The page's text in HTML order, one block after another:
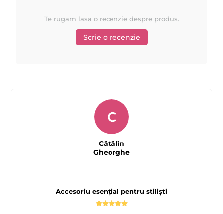
Te rugam lasa o recenzie despre produs.
Scrie o recenzie
Accesoriu esențial pentru stiliști
C
Cătălin
Gheorghe